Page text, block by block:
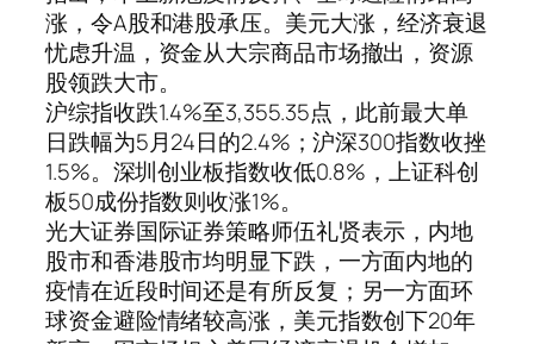
涨，令A股和港股承压。美元大涨，经济衰退
忧虑升温，资金从大宗商品市场撤出，资源
股领跌大市。
沪综指收跌1.4%至3,355.35点，此前最大单
日跌幅为5月24日的2.4%；沪深300指数收挫
1.5%。深圳创业板指数收低0.8%，上证科创
板50成份指数则收涨1%。
光大证券国际证券策略师伍礼贤表示，内地
股市和香港股市均明显下跌，一方面内地的
疫情在近段时间还是有所反复；另一方面环
球资金避险情绪较高涨，美元指数创下20年